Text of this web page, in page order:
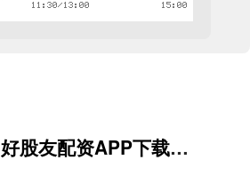
好股友配资APP下载 为啥80后经常被打很皮厚，00后10后千娇万宠反而抑郁了